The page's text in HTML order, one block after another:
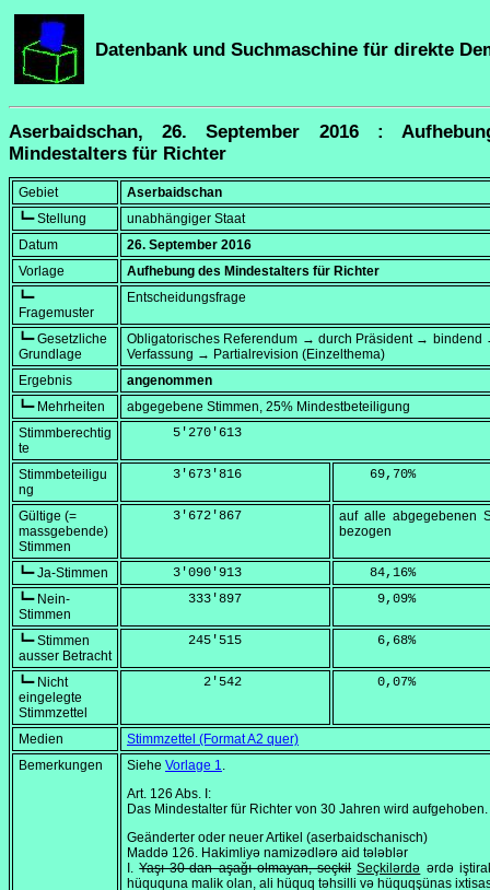
Datenbank und Suchmaschine für direkte
Aserbaidschan, 26. September 2016 :
Mindestalters für Richter
Gebiet
Aserbaidschan
┗━ Stellung
unabhängiger Staat
Datum
26. September 2016
Vorlage
Aufhebung des Mindestalters für Richter
┗━
Fragemuster
Entscheidungsfrage
┗━ Gesetzliche
Grundlage
Obligatorisches Referendum → durch Präsident → bindend
Verfassung → Partialrevision (Einzelthema)
Ergebnis
angenommen
┗━ Mehrheiten
abgegebene Stimmen, 25% Mindestbeteiligung
Stimmberechtig
te
      5'270'613
Stimmbeteiligu
ng
      3'673'816
    69,70
%
Gültige (=
massgebende)
Stimmen
      3'672'867
auf alle abgegebenen
bezogen
┗━ Ja-Stimmen
      3'090'913
    84,16
%
┗━ Nein-
Stimmen
        333'897
     9,09
%
┗━ Stimmen
ausser Betracht
        245'515
     6,68
%
┗━ Nicht
eingelegte
Stimmzettel
          2'542
     0,07
%
Medien
Stimmzettel (Format A2 quer)
Bemerkungen
Siehe Vorlage 1.
Art. 126 Abs. I:
Das Mindestalter für Richter von 30 Jahren wird aufgehoben.
Geänderter oder neuer Artikel (aserbaidschanisch)
Maddə 126. Hakimliyə namizədlərə aid tələblər
I.Yaşı 30-dan aşağı olmayan, seçkil Seçkilərdə ərdə
hüququna malik olan, ali hüquq təhsilli və hüquqşünas